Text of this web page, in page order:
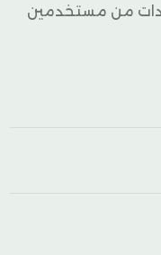
من مستخدمين